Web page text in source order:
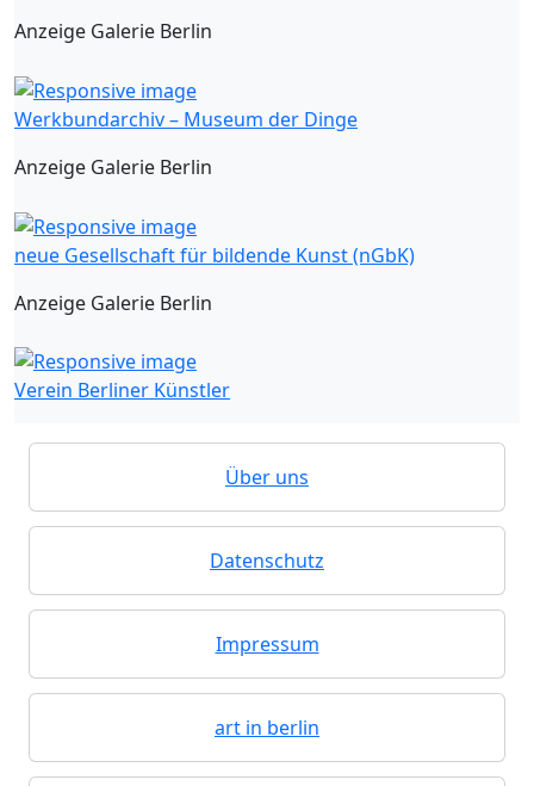
Anzeige Galerie Berlin
Werkbundarchiv – Museum der Dinge
Anzeige Galerie Berlin
neue Gesellschaft für bildende Kunst (nGbK)
Anzeige Galerie Berlin
Verein Berliner Künstler
Über uns
Datenschutz
Impressum
art in berlin